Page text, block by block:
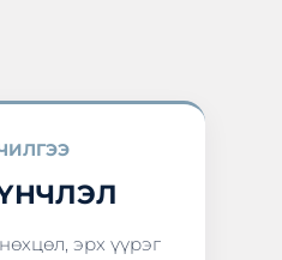
эрх үүрэг